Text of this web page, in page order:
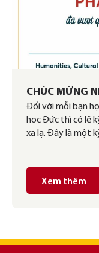
CHÚC MỪNG
CỦA GERMAN
TESTAS MỘT
Đối với mỗi bạn
học Đức thì có lẽ
xa lạ. Đây là một
Xem thêm